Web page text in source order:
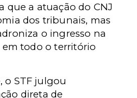
que a atuação do CNJ
dos tribunais, mas
o ingresso na
todo o território
o STF julgou
direta de